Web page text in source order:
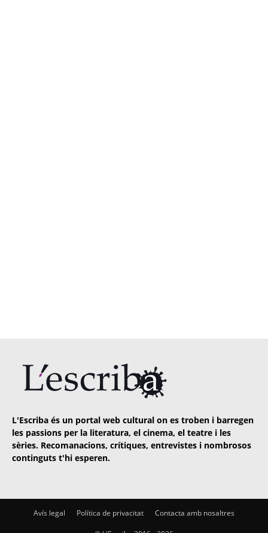
L'Escriba és un portal web cultural on es troben i barregen
les passions per la literatura, el cinema, el teatre i les
sèries. Recomanacions, crítiques, entrevistes i nombrosos
continguts t'hi esperen.
Avís legal Política de privacitat Contacta amb nosaltres